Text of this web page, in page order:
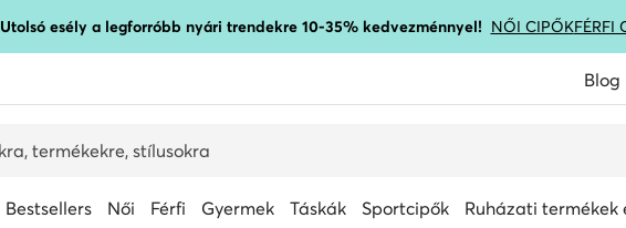
Utolsó esély a legforróbb nyári trendekre 10-35% kedvezménnyel! NŐI CIPŐKFÉRFI
Blog
Bestsellers Női Férfi Gyermek Táskák Sportcipők Ruházati termékek